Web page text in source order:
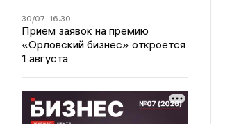
30/07 16:30
Прием заявок на премию
«Орловский бизнес» откроется
1 августа